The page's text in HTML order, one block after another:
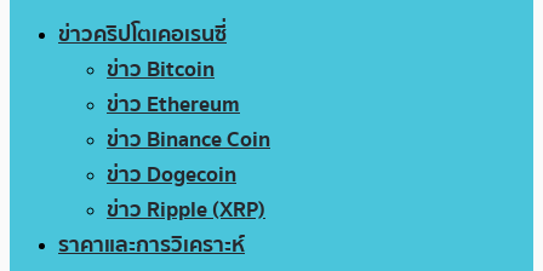
ข่าวคริปโตเคอเรนซี่
ข่าว Bitcoin
ข่าว Ethereum
ข่าว Binance Coin
ข่าว Dogecoin
ข่าว Ripple (XRP)
ราคาและการวิเคราะห์